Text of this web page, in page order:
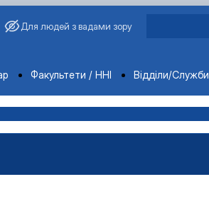
Для людей з вадами зору
Факультети / ННІ Відділи/Служби